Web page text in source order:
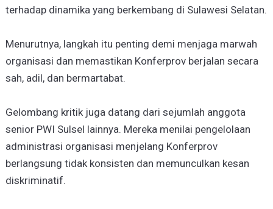
terhadap dinamika yang berkembang di Sulawesi Selatan.
Menurutnya, langkah itu penting demi menjaga marwah
organisasi dan memastikan Konferprov berjalan secara
sah, adil, dan bermartabat.
Gelombang kritik juga datang dari sejumlah anggota
senior PWI Sulsel lainnya. Mereka menilai pengelolaan
administrasi organisasi menjelang Konferprov
berlangsung tidak konsisten dan memunculkan kesan
diskriminatif.